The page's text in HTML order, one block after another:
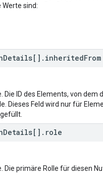
sind:
Details[] . inheritedFrom
Die ID des Elements, von dem
Dieses Feld wird nur für
Details[] . role
Die primäre Rolle für diesen